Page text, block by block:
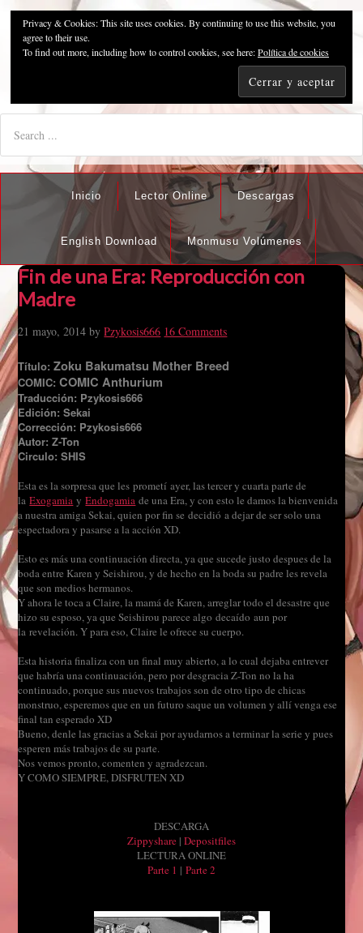
Pzykosis666HFansub
"I'm the best there is at what I do, but what I do best isn't very
Inicio Lector Online Descargas
English Download Monmusu Volúmenes
Fin de una Era: Reproducción con
Madre
21 mayo, 2014 byPzykosis666 16 Comments
Título:Zoku Bakumatsu Mother Breed
COMIC:COMIC Anthurium
Traducción: Pzykosis666
Edición: Sekai
Corrección: Pzykosis666
Autor: Z-Ton
Circulo: SHIS
Esta es la sorpresa que les prometí ayer, las tercer y cuarta parte de
laExogamia yEndogamia de una Era, y con esto le damos la bienvenida
a nuestra amiga Sekai, quien por fin se decidió a dejar de ser solo una
espectadora y pasarse a la acción XD.
Esto es más una continuación directa, ya que sucede justo despues de la
boda entre Karen y Seishirou, y de hecho en la boda su padre les revela
que son medios hermanos.
Y ahora le toca a Claire, la mamá de Karen, arreglar todo el desastre que
hizo su esposo, ya que Seishirou parece algo decaído aun por
la revelación. Y para eso, Claire le ofrece su cuerpo.
Esta historia finaliza con un final muy abierto, a lo cual dejaba entrever
que habría una continuación, pero por desgracia Z-Ton no la ha
continuado, porque sus nuevos trabajos son de otro tipo de chicas
monstruo, esperemos que en un futuro saque un volumen y allí venga ese
final tan esperado XD
Bueno, denle las gracias a Sekai por ayudarnos a terminar la serie y pues
esperen más trabajos de su parte.
Nos vemos pronto, comenten y agradezcan.
Y COMO SIEMPRE, DISFRUTEN XD
DESCARGA
Zippyshare | Depositfiles
LECTURA ONLINE
Parte 1 | Parte 2
Privacy & Cookies: This site uses cookies. By continuing to use this website, you
agree to their use.
To find out more, including how to control cookies, see here:Política de cookies